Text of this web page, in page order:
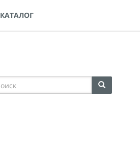
КАТАЛОГ